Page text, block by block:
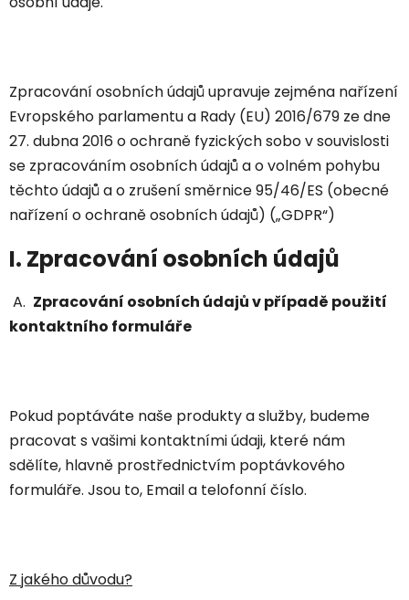
Zpracování osobních údajů upravuje zejména nařízení
Evropského parlamentu a Rady (EU) 2016/679 ze dne
27. dubna 2016 o ochraně fyzických sobo v souvislosti
se zpracováním osobních údajů a o volném pohybu
těchto údajů a o zrušení směrnice 95/46/ES (obecné
nařízení o ochraně osobních údajů) („GDPR“)
I. Zpracování osobních údajů
A. Zpracování osobních údajů v případě použití
kontaktního formuláře
Pokud poptáváte naše produkty a služby, budeme
pracovat s vašimi kontaktními údaji, které nám
sdělíte, hlavně prostřednictvím poptávkového
formuláře. Jsou to, Email a telofonní číslo.
Z jakého důvodu?